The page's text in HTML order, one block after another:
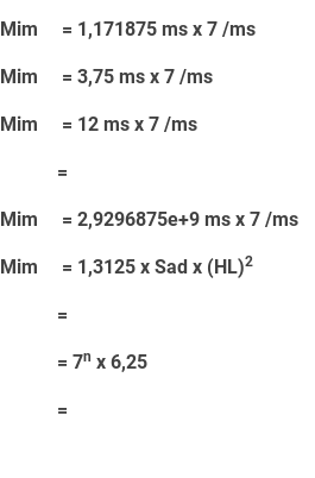
Mim = 1,171875 ms
Mim = 3,75 ms x
Mim = 12 ms x
=
Mim = 2,9296875e+9
Mim = 1,3125 x Sad x (HL)2 =
=
= 7n x 6,25 =
=